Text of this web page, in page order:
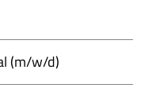
(m/w/d)